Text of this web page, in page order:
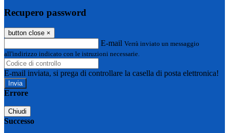
Recupero password
button close ×
E-mail Verrà inviato un messaggio
all'indirizzo indicato con le istruzioni necessarie.
E-mail inviata, si prega di controllare la casella di posta elettronica!
Errore
Chiudi
Successo